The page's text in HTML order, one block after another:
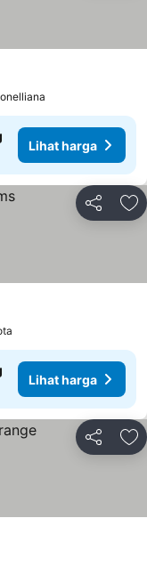
Lihat harga
Bagikan
Lihat harga
Bagikan